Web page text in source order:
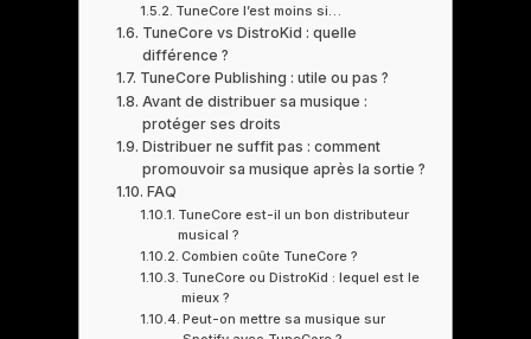
TuneCore l’est moins si…
TuneCore vs DistroKid : quelle
différence ?
TuneCore Publishing : utile ou pas ?
Avant de distribuer sa musique :
protéger ses droits
Distribuer ne suffit pas : comment
promouvoir sa musique après la sortie ?
FAQ
TuneCore est-il un bon distributeur
musical ?
Combien coûte TuneCore ?
TuneCore ou DistroKid : lequel est le
mieux ?
Peut-on mettre sa musique sur